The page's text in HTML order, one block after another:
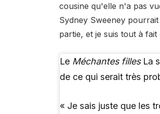
cousine qu'elle n'a pas
Sydney Sweeney
partie, et je suis tout à
Le Méchantes fillesLa
de ce qui serait très
« Je sais juste que les